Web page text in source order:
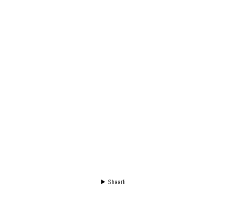
Shaarli